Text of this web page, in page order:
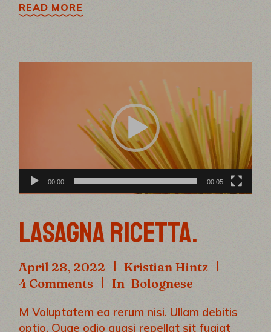
READ MORE
00:00 00:05
LASAGNA RICETTA.
April 28, 2022
Kristian Hintz
4 Comments
In Bolognese
M Voluptatem ea rerum nisi. Ullam debitis
optio. Quae odio quasi repellat sit fugiat